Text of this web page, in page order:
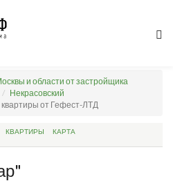
и области от застройщика
Некрасовский
от Гефест-ЛТД
КВАРТИРЫ КАРТА